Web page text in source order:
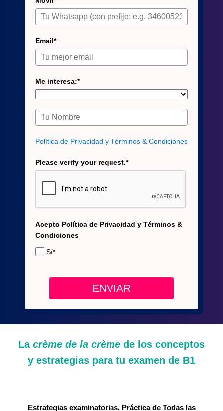
Email*
Me interesa:*
Política de Privacidad y Términos & Condiciones
Please verify your request.*
Acepto Política de Privacidad y Términos &
Condiciones
Sí*
ENVIAR
La crème de la crème de los conceptos
y estrategias para tu examen de B1
Estrategias examinatorias, Práctica de Todas las